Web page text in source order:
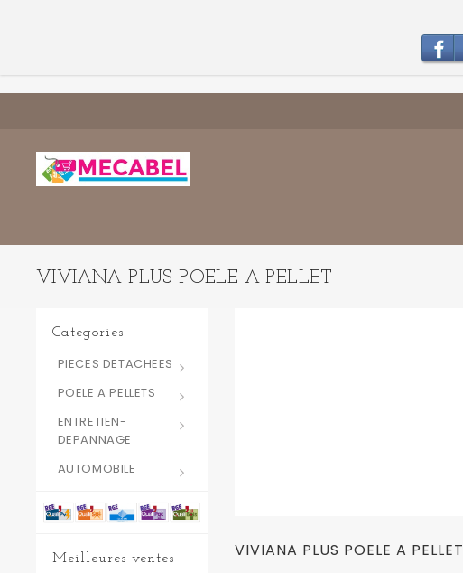
VIVIANA PLUS POELE A PELLET
Categories
PIECES DETACHEES
POELE A PELLETS
ENTRETIEN-
DEPANNAGE
AUTOMOBILE
Meilleures ventes VIVIANA PLUS POELE A PELLET